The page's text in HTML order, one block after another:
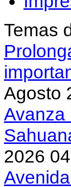
Temas
Agosto
Avanza
2026